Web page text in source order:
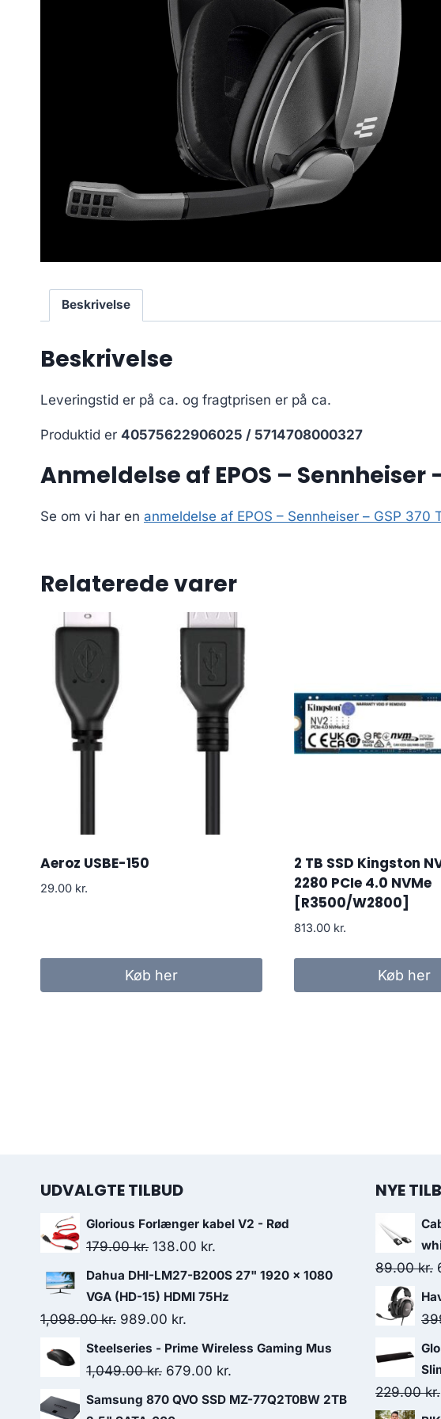
Beskrivelse
Beskrivelse
Leveringstid er på ca. og fragtprisen er på ca.
Produktid er 40575622906025 / 5714708000327
Anmeldelse af EPOS – Sennheiser
Se om vi har en anmeldelse af EPOS – Sennheiser – GSP 370
Relaterede varer
Aeroz USBE-150
29.00 kr.
Køb her
2 TB SSD Kingston
2280 PCIe 4.0 NVMe
[R3500/W2800]
813.00 kr.
Køb her
UDVALGTE TILBUD
Glorious Forlænger kabel V2 - Rød
179.00kr. Original
price
was:
179.00 kr..
138.00 kr.
price
is:
Dahua DHI-LM27-B200S 27" 1920 x 1080
VGA (HD-15) HDMI 75Hz
1,098.00kr. Original
price
was:
989.00 kr.
price
is:
Steelseries - Prime Wireless Gaming Mus
1,049.00kr. Original
price
679.00 kr.
price
Samsung 870 QVO SSD MZ-77Q2T0BW 2TB
NYE
89.00kr.
229.00kr.